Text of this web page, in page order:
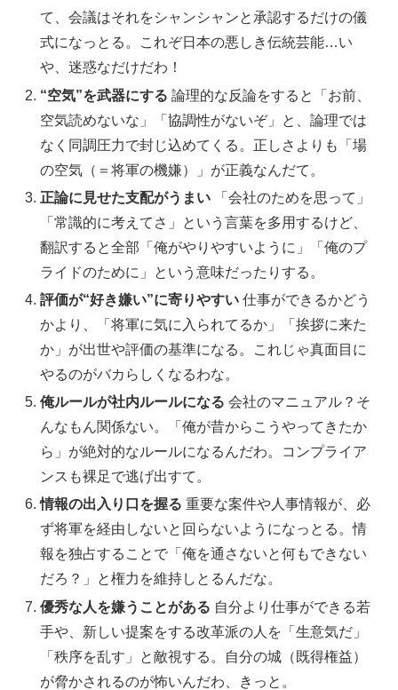
て、会議はそれをシャンシャンと承認するだけの儀
式になっとる。これぞ日本の悪しき伝統芸能…い
や、迷惑なだけだわ！
“空気”を武器にする 論理的な反論をすると「お前、
空気読めないな」「協調性がないぞ」と、論理では
なく同調圧力で封じ込めてくる。正しさよりも「場
の空気（＝将軍の機嫌）」が正義なんだて。
正論に見せた支配がうまい 「会社のためを思って」
「常識的に考えてさ」という言葉を多用するけど、
翻訳すると全部「俺がやりやすいように」「俺のプ
ライドのために」という意味だったりする。
評価が“好き嫌い”に寄りやすい 仕事ができるかどう
かより、「将軍に気に入られてるか」「挨拶に来た
か」が出世や評価の基準になる。これじゃ真面目に
やるのがバカらしくなるわな。
俺ルールが社内ルールになる 会社のマニュアル？そ
んなもん関係ない。「俺が昔からこうやってきたか
ら」が絶対的なルールになるんだわ。コンプライア
ンスも裸足で逃げ出すて。
情報の出入り口を握る 重要な案件や人事情報が、必
ず将軍を経由しないと回らないようになっとる。情
報を独占することで「俺を通さないと何もできない
だろ？」と権力を維持しとるんだな。
優秀な人を嫌うことがある 自分より仕事ができる若
手や、新しい提案をする改革派の人を「生意気だ」
「秩序を乱す」と敵視する。自分の城（既得権益）
が脅かされるのが怖いんだわ、きっと。